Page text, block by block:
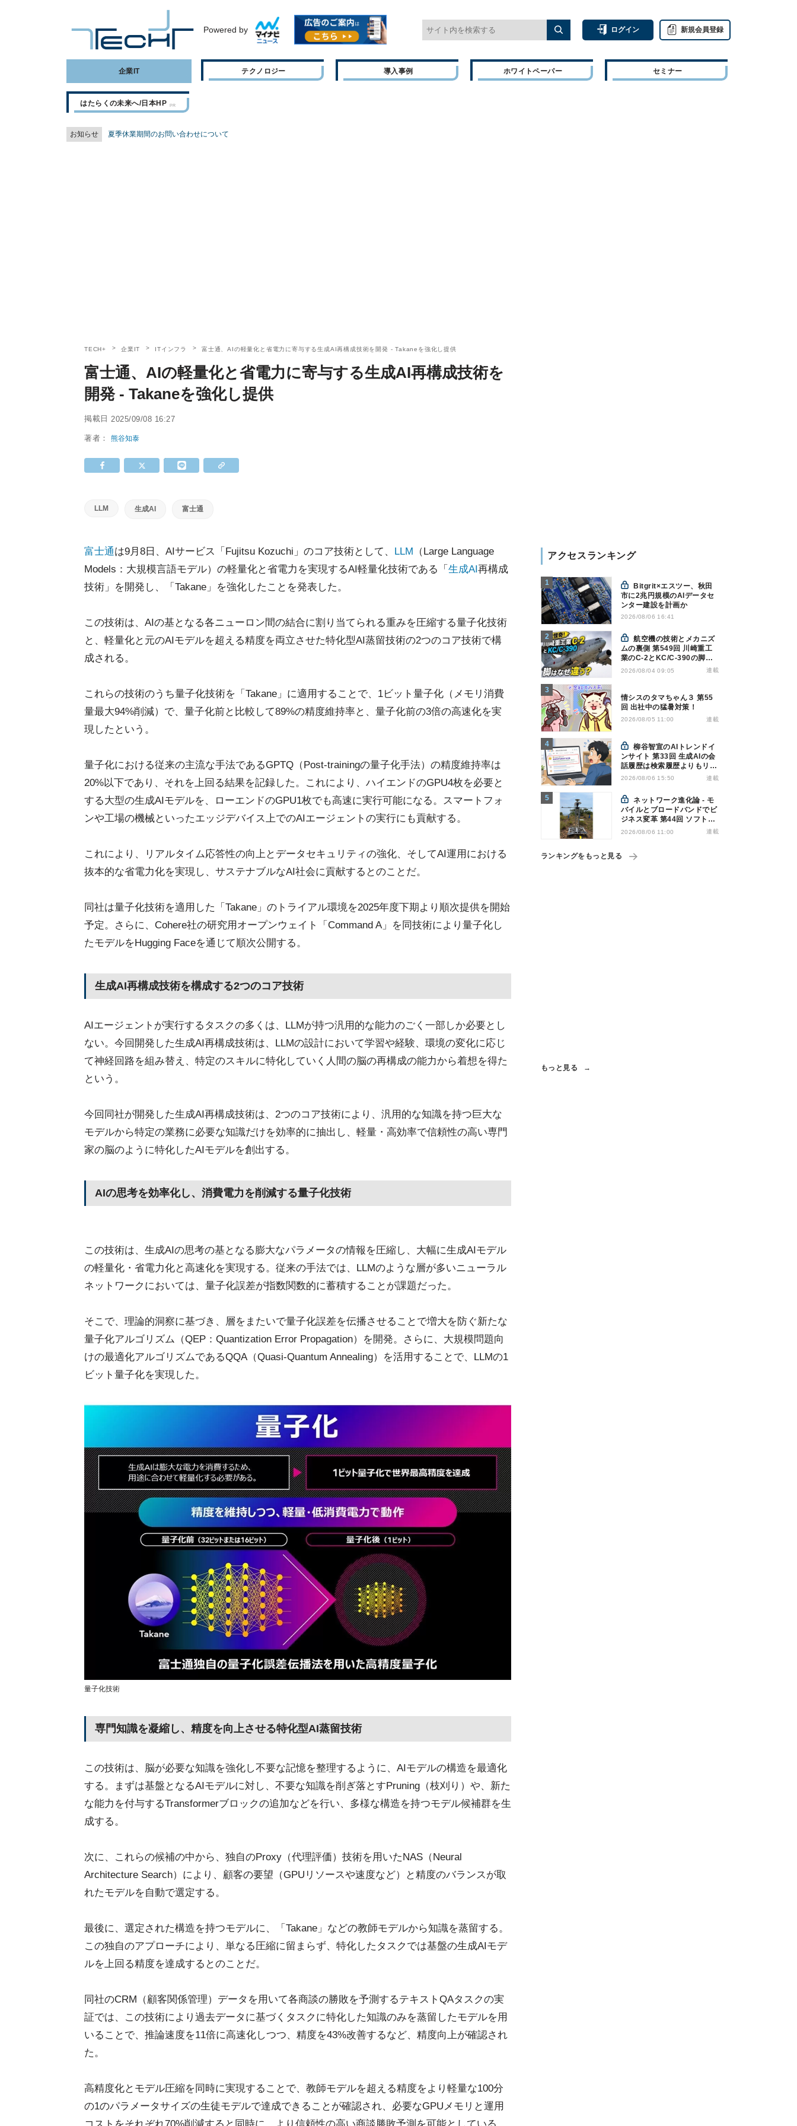
Powered by ログイン 新規会員登録
企業IT テクノロジー 導入事例 ホワイトペーパー セミナー
はたらくの未来へ/日本HP
お知らせ 夏季休業期間のお問い合わせについて
TECH+ 企業IT ITインフラ 富士通、AIの軽量化と省電力に寄与する生成AI再構成技術を開発 - Takaneを強化し提供
富士通、AIの軽量化と省電力に寄与する生成AI再構成技術を
開発 - Takaneを強化し提供
掲載日 2025/09/08 16:27
著者：熊谷知泰
LLM 生成AI 富士通
富士通は9月8日、AIサービス「Fujitsu Kozuchi」のコア技術として、 LLM （Large Language
Models：大規模言語モデル）の軽量化と省電力を実現するAI軽量化技術である「 生成AI再構成
技術」を開発し、「Takane」を強化したことを発表した。
この技術は、AIの基となる各ニューロン間の結合に割り当てられる重みを圧縮する量子化技術
と、軽量化と元のAIモデルを超える精度を両立させた特化型AI蒸留技術の2つのコア技術で構
成される。
これらの技術のうち量子化技術を「Takane」に適用することで、1ビット量子化（メモリ消費
量最大94%削減）で、量子化前と比較して89%の精度維持率と、量子化前の3倍の高速化を実
現したという。
量子化における従来の主流な手法であるGPTQ（Post-trainingの量子化手法）の精度維持率は
20%以下であり、それを上回る結果を記録した。これにより、ハイエンドのGPU4枚を必要と
する大型の生成AIモデルを、ローエンドのGPU1枚でも高速に実行可能になる。スマートフォ
ンや工場の機械といったエッジデバイス上でのAIエージェントの実行にも貢献する。
これにより、リアルタイム応答性の向上とデータセキュリティの強化、そしてAI運用における
抜本的な省電力化を実現し、サステナブルなAI社会に貢献するとのことだ。
同社は量子化技術を適用した「Takane」のトライアル環境を2025年度下期より順次提供を開始
予定。さらに、Cohere社の研究用オープンウェイト「Command A」を同技術により量子化し
たモデルをHugging Faceを通じて順次公開する。
生成AI再構成技術を構成する2つのコア技術
AIエージェントが実行するタスクの多くは、LLMが持つ汎用的な能力のごく一部しか必要とし
ない。今回開発した生成AI再構成技術は、LLMの設計において学習や経験、環境の変化に応じ
て神経回路を組み替え、特定のスキルに特化していく人間の脳の再構成の能力から着想を得た
という。
今回同社が開発した生成AI再構成技術は、2つのコア技術により、汎用的な知識を持つ巨大な
モデルから特定の業務に必要な知識だけを効率的に抽出し、軽量・高効率で信頼性の高い専門
家の脳のように特化したAIモデルを創出する。
AIの思考を効率化し、消費電力を削減する量子化技術
この技術は、生成AIの思考の基となる膨大なパラメータの情報を圧縮し、大幅に生成AIモデル
の軽量化・省電力化と高速化を実現する。従来の手法では、LLMのような層が多いニューラル
ネットワークにおいては、量子化誤差が指数関数的に蓄積することが課題だった。
そこで、理論的洞察に基づき、層をまたいで量子化誤差を伝播させることで増大を防ぐ新たな
量子化アルゴリズム（QEP：Quantization Error Propagation）を開発。さらに、大規模問題向
けの最適化アルゴリズムであるQQA（Quasi-Quantum Annealing）を活用することで、LLMの1
ビット量子化を実現した。
量子化技術
専門知識を凝縮し、精度を向上させる特化型AI蒸留技術
この技術は、脳が必要な知識を強化し不要な記憶を整理するように、AIモデルの構造を最適化
する。まずは基盤となるAIモデルに対し、不要な知識を削ぎ落とすPruning（枝刈り）や、新た
な能力を付与するTransformerブロックの追加などを行い、多様な構造を持つモデル候補群を生
成する。
次に、これらの候補の中から、独自のProxy（代理評価）技術を用いたNAS（Neural
Architecture Search）により、顧客の要望（GPUリソースや速度など）と精度のバランスが取
れたモデルを自動で選定する。
最後に、選定された構造を持つモデルに、「Takane」などの教師モデルから知識を蒸留する。
この独自のアプローチにより、単なる圧縮に留まらず、特化したタスクでは基盤の生成AIモデ
ルを上回る精度を達成するとのことだ。
同社のCRM（顧客関係管理）データを用いて各商談の勝敗を予測するテキストQAタスクの実
証では、この技術により過去データに基づくタスクに特化した知識のみを蒸留したモデルを用
いることで、推論速度を11倍に高速化しつつ、精度を43%改善するなど、精度向上が確認され
た。
高精度化とモデル圧縮を同時に実現することで、教師モデルを超える精度をより軽量な100分
の1のパラメータサイズの生徒モデルで達成できることが確認され、必要なGPUメモリと運用
コストをそれぞれ70%削減すると同時に、より信頼性の高い商談勝敗予測を可能としている。
アクセスランキング
市に2兆円規模のAIデータセ
ンター建設を計画か
2026/08/06 16:41
航空機の技術とメカニズ
ムの裏側 第549回 川崎重工
業のC-2とKC/C-390の脚は
なぜ違う? - 降着装置は複雑
2026/08/04 09:05 連載
情シスのタマちゃん３ 第55
回 出社中の猛暑対策！
2026/08/05 11:00 連載
柳谷智宣のAIトレンドイ
ンサイト 第33回 生成AIの会
話履歴は検索履歴よりもリス
キー？今のうちに情報漏洩対
2026/08/06 15:50 連載
ネットワーク進化論 - モ
バイルとブロードバンドでビ
ジネス変革 第44回 ソフトバ
ンクが「HAPS」のプレ商用
2026/08/06 11:00 連載
ランキングをもっと見る
もっと見る